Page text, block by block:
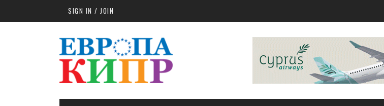
Skip to main contentSIGN IN / JOIN